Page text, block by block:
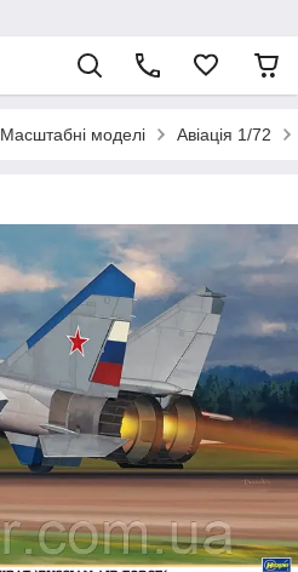
Масштабні моделі Авіація 1/72